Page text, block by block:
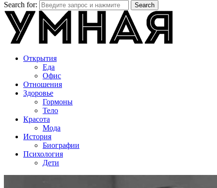
Search for: Search
Открытия
Еда
Офис
Отношения
Здоровье
Гормоны
Тело
Красота
Мода
История
Биографии
Психология
Дети